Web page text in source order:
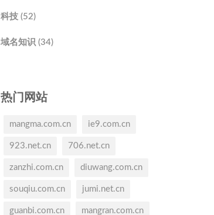
科技 (52)
域名知识 (34)
热门网站
mangma.com.cn ie9.com.cn
923.net.cn 706.net.cn
zanzhi.com.cn diuwang.com.cn
souqiu.com.cn jumi.net.cn
guanbi.com.cn mangran.com.cn